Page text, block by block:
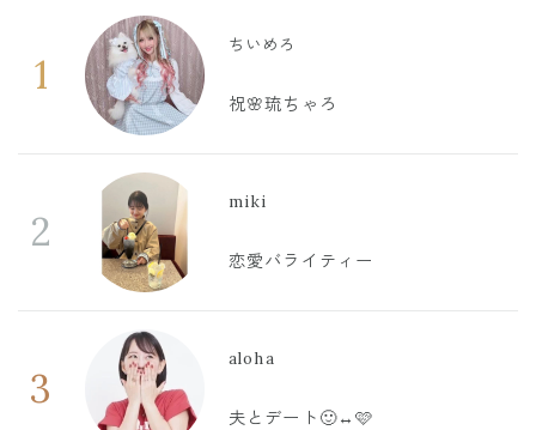
1
ちいめろ
祝🌸琉ちゃろ
2
miki
恋愛バライティー
3
aloha
夫とデート🙂‍↔️🩷